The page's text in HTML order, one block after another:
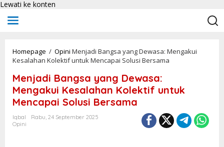
Lewati ke konten
Homepage / Opini Menjadi Bangsa yang Dewasa: Mengakui
Kesalahan Kolektif untuk Mencapai Solusi Bersama
Menjadi Bangsa yang Dewasa:
Mengakui Kesalahan Kolektif untuk
Mencapai Solusi Bersama
Iqbal
Rabu, 24 September 2025
Opini